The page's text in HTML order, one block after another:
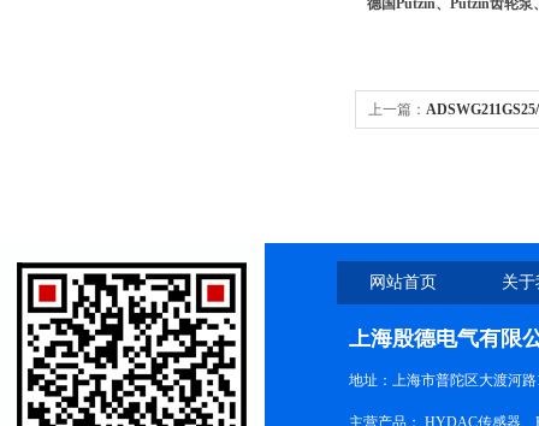
德国Putzin、Putzin齿轮
上一篇：
网站首页 关
上海殷德电气有限
地址：上海市普陀区大渡河路
主营产品： HYDAC传感器、